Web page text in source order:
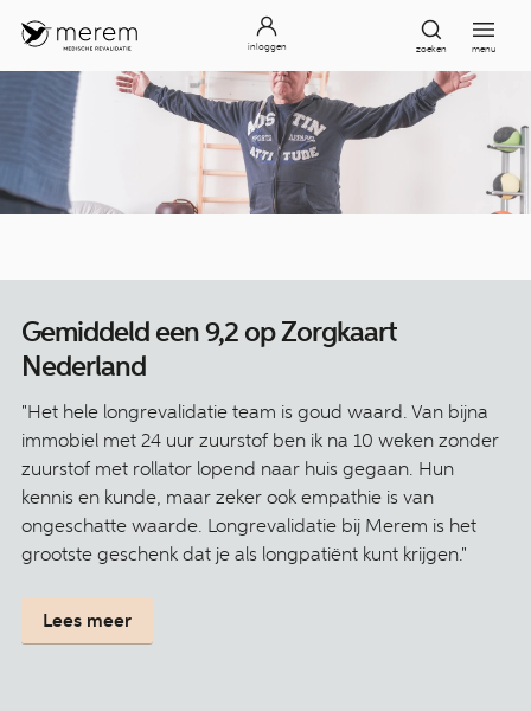
inloggen zoeken menu
Gemiddeld een 9,2 op Zorgkaart
Nederland
"Het hele longrevalidatie team is goud waard. Van bijna
immobiel met 24 uur zuurstof ben ik na 10 weken zonder
zuurstof met rollator lopend naar huis gegaan. Hun
kennis en kunde, maar zeker ook empathie is van
ongeschatte waarde. Longrevalidatie bij Merem is het
grootste geschenk dat je als longpatiënt kunt krijgen."
Lees meer